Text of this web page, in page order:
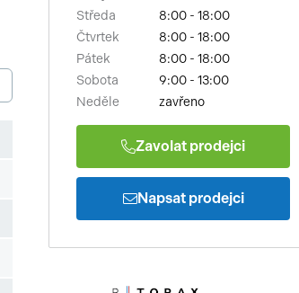
Středa
8:00 - 18:00
Čtvrtek
8:00 - 18:00
Pátek
8:00 - 18:00
Sobota
9:00 - 13:00
Neděle
zavřeno
Zavolat prodejci
Napsat prodejci